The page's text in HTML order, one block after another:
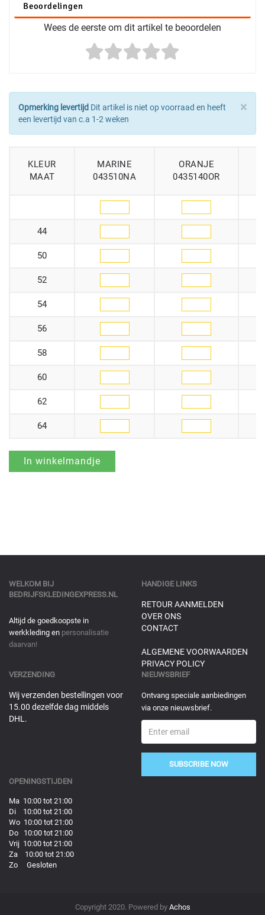
Beoordelingen
Wees de eerste om dit artikel te beoordelen
×
Opmerking levertijd Dit artikel is niet op voorraad en heeft
een levertijd van c.a 1-2 weken
KLEUR
MAAT
MARINE
043510NA
ORANJE
0435140OR
44
50
52
54
56
58
60
62
64
WELKOM BIJ
BEDRIJFSKLEDINGEXPRESS.NL
Altijd de goedkoopste in
werkkleding en personalisatie
daarvan!
HANDIGE LINKS
RETOUR AANMELDEN
OVER ONS
CONTACT
ALGEMENE VOORWAARDEN
PRIVACY POLICY
VERZENDING
Wij verzenden bestellingen voor
15.00 dezelfde dag middels
DHL.
NIEUWSBRIEF
Ontvang speciale aanbiedingen
via onze nieuwsbrief.
SUBSCRIBE NOW
OPENINGSTIJDEN
Ma 10:00 tot 21:00
Di 10:00 tot 21:00
Wo 10:00 tot 21:00
Do 10:00 tot 21:00
Vrij 10:00 tot 21:00
Za 10:00 tot 21:00
Zo Gesloten
Copyright 2020. Powered by Achos